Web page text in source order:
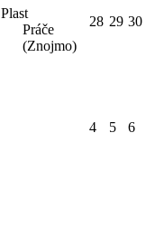
Plast
Práče
(Znojmo)
28 29 30
4 5 6